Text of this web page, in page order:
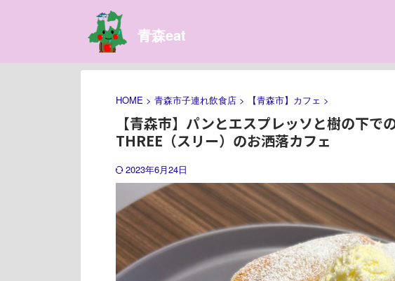
青森eat
HOME > 青森市子連れ飲食店 > 【青森市】カフェ >
【青森市】パンとエスプレッソと樹の下で
THREE（スリー）のお洒落カフェ
2023年6月24日